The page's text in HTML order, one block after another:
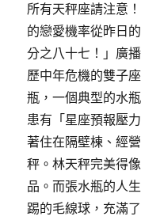
所有天秤座請注意
的戀愛機率從昨日
分之八十七！」廣
歷中年危機的雙子
瓶，一個典型的水
患有「星座預報壓
著住在隔壁棟、經
秤。林天秤完美得
品。而張水瓶的人
踢的毛線球，充滿